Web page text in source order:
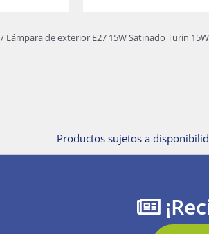
/ Lámpara de exterior E27 15W Satinado Turin
Productos sujetos a